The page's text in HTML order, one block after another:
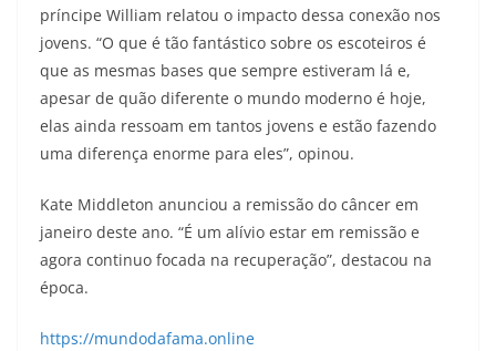
príncipe William relatou o impacto dessa conexão nos
jovens. “O que é tão fantástico sobre os escoteiros é
que as mesmas bases que sempre estiveram lá e,
apesar de quão diferente o mundo moderno é hoje,
elas ainda ressoam em tantos jovens e estão fazendo
uma diferença enorme para eles”, opinou.
Kate Middleton anunciou a remissão do câncer em
janeiro deste ano. “É um alívio estar em remissão e
agora continuo focada na recuperação”, destacou na
época.
https://mundodafama.online